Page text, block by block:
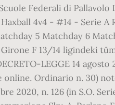
Federali di Pallavolo
4v4 - #14 - Serie A
5 Matchday 6
F 13/14 ligindeki tüm
LEGGE 14
online. Ordinario n. 30)
2020, n. 126 (in S.O.